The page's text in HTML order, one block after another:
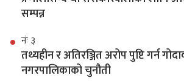
सम्पन्न
नंः ३
तथ्यहीन र अतिरञ्जित अरोप पुष्टि गर्न
नगरपालिकाको चुनौती